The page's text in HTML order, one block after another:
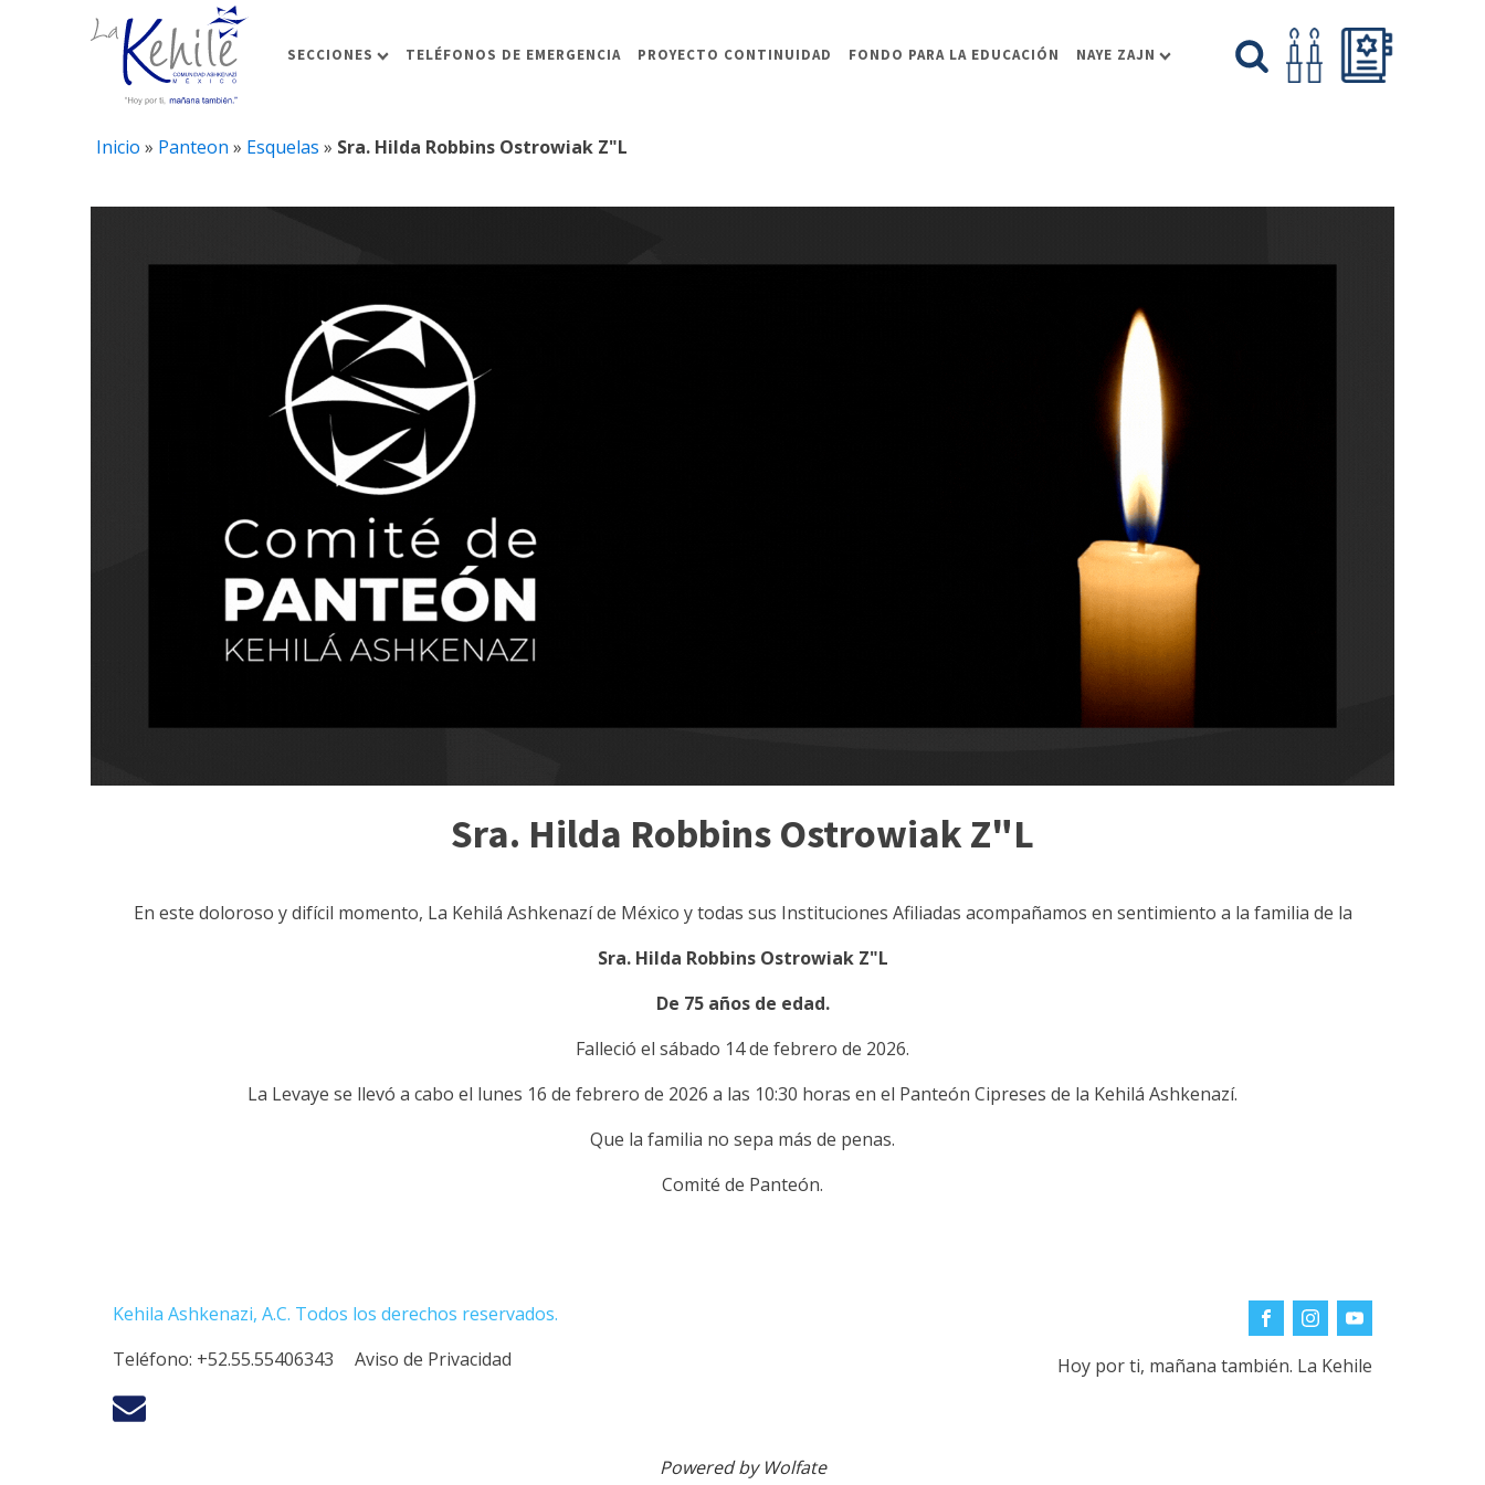
SECCIONES TELÉFONOS DE EMERGENCIA PROYECTO CONTINUIDAD FONDO PARA LA EDUCACIÓN NAYE ZAJN
Inicio » Panteon » Esquelas » Sra. Hilda Robbins Ostrowiak Z"L
Sra. Hilda Robbins Ostrowiak Z"L
En este doloroso y difícil momento, La Kehilá Ashkenazí de México y todas sus Instituciones Afiliadas acompañamos en sentimiento a la familia de la
Sra. Hilda Robbins Ostrowiak Z"L
De 75 años de edad.
Falleció el sábado 14 de febrero de 2026.
La Levaye se llevó a cabo el lunes 16 de febrero de 2026 a las 10:30 horas en el Panteón Cipreses de la Kehilá Ashkenazí.
Que la familia no sepa más de penas.
Comité de Panteón.
Kehila Ashkenazi, A.C. Todos los derechos reservados.
Teléfono: +52.55.55406343 Aviso de Privacidad Hoy por ti, mañana también. La Kehile
Powered by Wolfate